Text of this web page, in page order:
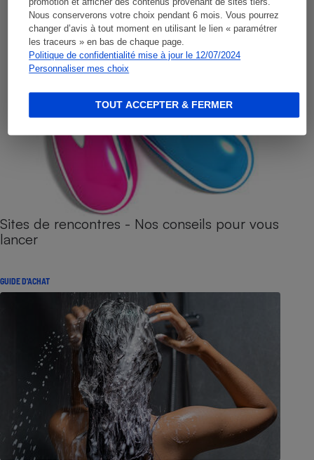
promotion et afficher des contenus provenant de sites tiers.
Nous conserverons votre choix pendant 6 mois. Vous pourrez
changer d’avis à tout moment en utilisant le lien « paramétrer
les traceurs » en bas de chaque page.
Politique de confidentialité mise à jour le 12/07/2024
Personnaliser mes choix
TOUT ACCEPTER & FERMER
Sites de rencontres - Nos conseils pour vous
lancer
GUIDE D'ACHAT